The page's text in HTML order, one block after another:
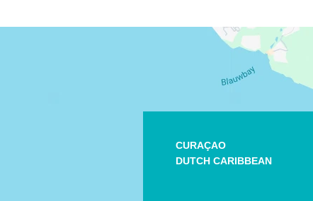
CURAÇAO
DUTCH CARIBBEAN